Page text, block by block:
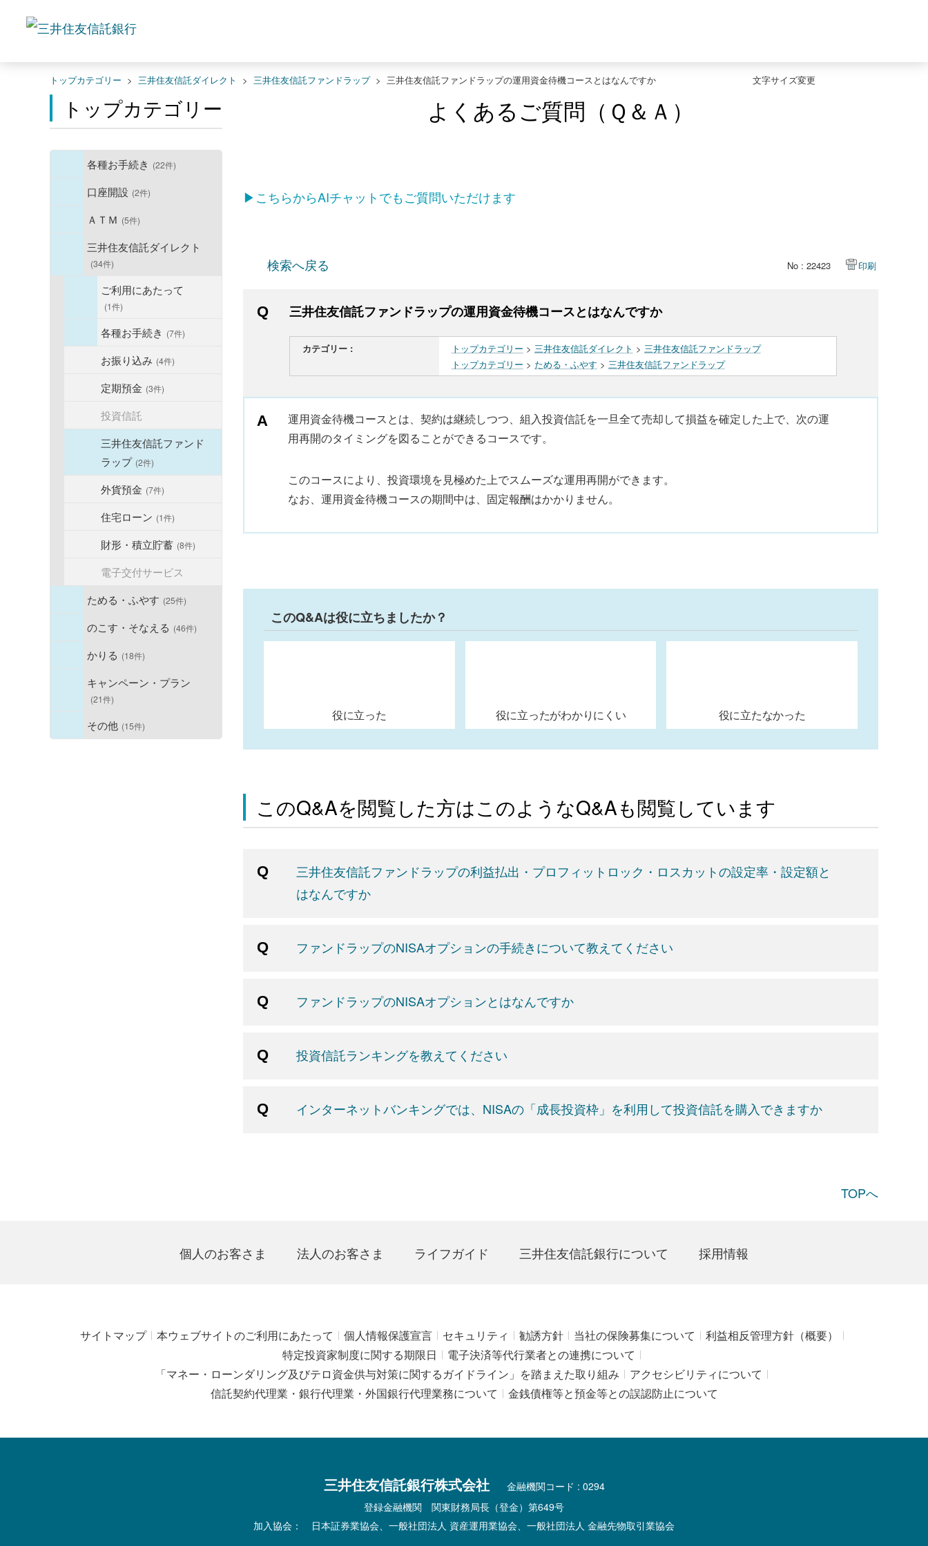
文字サイズ変更
トップカテゴリー > 三井住友信託ダイレクト > 三井住友信託ファンドラップ > 三井住友信託ファンドラップの運用資金待機コースとはなんですか
トップカテゴリー
各種お手続き (22件)
口座開設 (2件)
ＡＴＭ (5件)
三井住友信託ダイレクト
(34件)
ご利用にあたって
(1件)
各種お手続き (7件)
お振り込み (4件)
定期預金 (3件)
投資信託
三井住友信託ファンド
ラップ (2件)
外貨預金 (7件)
住宅ローン (1件)
財形・積立貯蓄 (8件)
電子交付サービス
ためる・ふやす (25件)
のこす・そなえる (46件)
かりる (18件)
キャンペーン・プラン
(21件)
その他 (15件)
よくあるご質問（Ｑ＆Ａ）
▶こちらからAIチャットでもご質問いただけます
検索へ戻る No : 22423 印刷
三井住友信託ファンドラップの運用資金待機コースとはなんですか
カテゴリー : トップカテゴリー > 三井住友信託ダイレクト > 三井住友信託ファンドラップ
トップカテゴリー > ためる・ふやす > 三井住友信託ファンドラップ
運用資金待機コースとは、契約は継続しつつ、組入投資信託を一旦全て売却して損益を確定した上で、次の運
用再開のタイミングを図ることができるコースです。
このコースにより、投資環境を見極めた上でスムーズな運用再開ができます。
なお、運用資金待機コースの期間中は、固定報酬はかかりません。
このQ&Aは役に立ちましたか？
役に立った 役に立ったがわかりにくい 役に立たなかった
このQ&Aを閲覧した方はこのようなQ&Aも閲覧しています
三井住友信託ファンドラップの利益払出・プロフィットロック・ロスカットの設定率・設定額と
はなんですか
ファンドラップのNISAオプションの手続きについて教えてください
ファンドラップのNISAオプションとはなんですか
投資信託ランキングを教えてください
インターネットバンキングでは、NISAの「成長投資枠」を利用して投資信託を購入できますか
TOPへ
個人のお客さま 法人のお客さま ライフガイド 三井住友信託銀行について 採用情報
サイトマップ 本ウェブサイトのご利用にあたって 個人情報保護宣言 セキュリティ 勧誘方針 当社の保険募集について
利益相反管理方針（概要）
特定投資家制度に関する期限日
電子決済等代行業者との連携について
「マネー・ローンダリング及びテロ資金供与対策に関するガイドライン」を踏まえた取り組み
アクセシビリティについて
信託契約代理業・銀行代理業・外国銀行代理業務について
金銭債権等と預金等との誤認防止について
三井住友信託銀行株式会社
金融機関コード : 0294
登録金融機関 関東財務局長（登金）第649号
加入協会： 日本証券業協会、一般社団法人 資産運用業協会、一般社団法人 金融先物取引業協会